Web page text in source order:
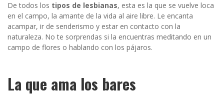
De todos los tipos de lesbianas, esta es la que se vuelve loca
en el campo, la amante de la vida al aire libre. Le encanta
acampar, ir de senderismo y estar en contacto con la
naturaleza. No te sorprendas si la encuentras meditando en un
campo de flores o hablando con los pájaros.
La que ama los bares